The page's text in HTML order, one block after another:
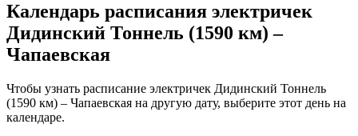
Календарь расписания электричек
Дидинский Тоннель (1590 км) –
Чапаевская
Чтобы узнать расписание электричек Дидинский Тоннель
(1590 км) – Чапаевская на другую дату, выберите этот день на
календаре.